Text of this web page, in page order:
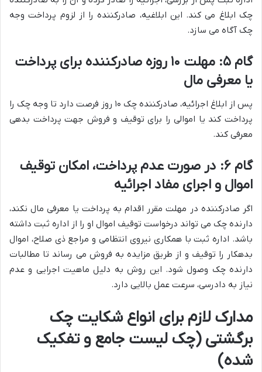
چک ابلاغ می کند. این ابلاغیه، صادرکننده را از لزوم پرداخت وجه
چک آگاه می سازد.
گام ۵: مهلت ۱۰ روزه صادرکننده برای پرداخت
یا معرفی مال
پس از ابلاغ اجرائیه، صادرکننده چک ۱۰ روز فرصت دارد تا وجه چک را
پرداخت کند یا اموالی را برای توقیف و فروش جهت پرداخت بدهی
معرفی کند.
گام ۶: در صورت عدم پرداخت، امکان توقیف
اموال و اجرای مفاد اجرائیه
اگر صادرکننده در مهلت مقرر اقدام به پرداخت یا معرفی مال نکند،
دارنده چک می تواند درخواست توقیف اموال او را از اداره ثبت داشته
باشد. اداره ثبت با همکاری نیروی انتظامی و مراجع ذی صلاح، اموال
بدهکار را توقیف و از طریق مزایده به فروش می رساند تا مطالبات
دارنده چک وصول شود. این روش به دلیل ماهیت اجرایی و عدم
نیاز به دادرسی، سرعت عمل بالایی دارد.
مدارک لازم برای انواع شکایت چک
برگشتی (چک لیست جامع و تفکیک
شده)